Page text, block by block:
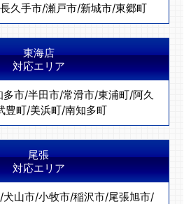
長久手市/瀬戸市/新城市/東郷町
東海店
対応エリア
多市/半田市/常滑市/東浦町/阿久
豊町/美浜町/南知多町
尾張
対応エリア
/犬山市/小牧市/稲沢市/尾張旭市/